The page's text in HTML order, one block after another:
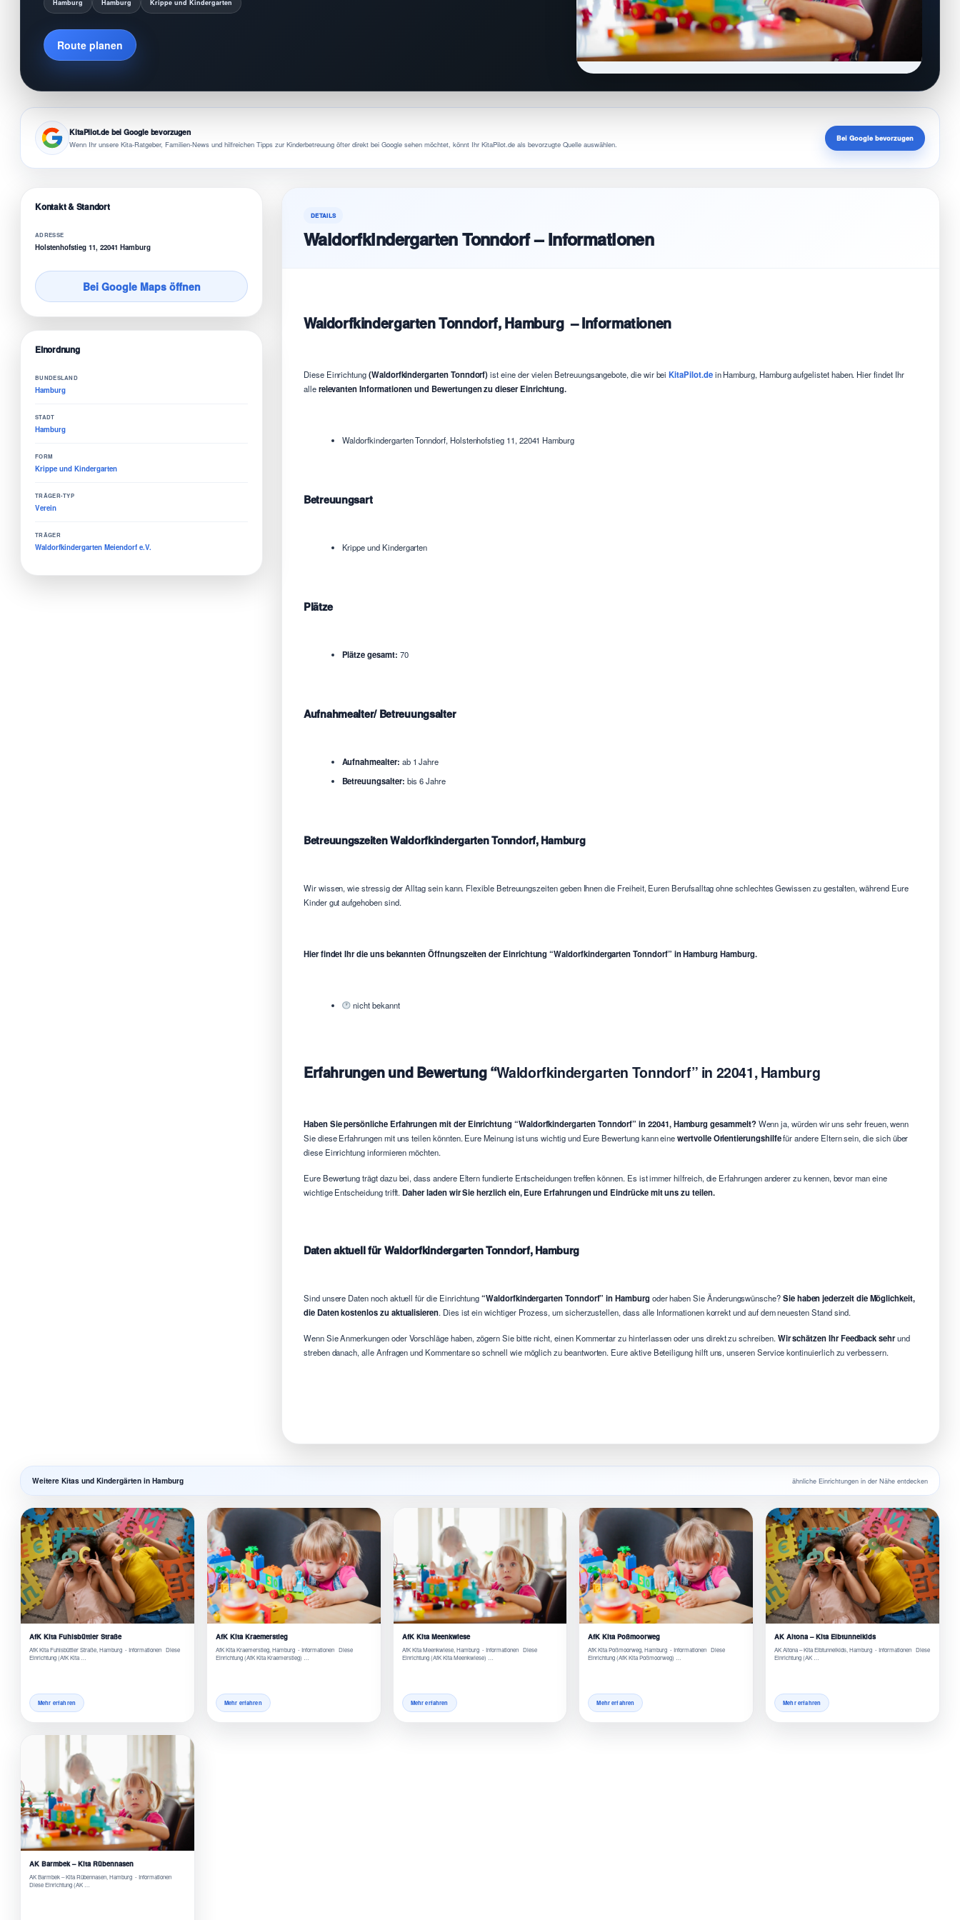
Hamburg Hamburg Krippe und Kindergarten
Route planen
KitaPilot.de bei Google bevorzugen
Wenn Ihr unsere Kita-Ratgeber, Familien-News und hilfreichen Tipps zur Kinderbetreuung öfter direkt bei Google sehen möchtet, könnt Ihr KitaPilot.de als bevorzugte Quelle auswählen.
Bei Google bevorzugen
Kontakt & Standort
ADRESSE
Holstenhofstieg 11, 22041 Hamburg
Bei Google Maps öffnen
Einordnung
BUNDESLAND
Hamburg
STADT
Hamburg
FORM
Krippe und Kindergarten
TRÄGER-TYP
Verein
TRÄGER
Waldorfkindergarten Meiendorf e.V.
DETAILS
Waldorfkindergarten Tonndorf – Informationen
Waldorfkindergarten Tonndorf, Hamburg – Informationen
Diese Einrichtung(Waldorfkindergarten Tonndorf)ist eine der vielen Betreuungsangebote, die wir beiKitaPilot.dein Hamburg, Hamburg aufgelistet haben. Hier findet Ihr
allerelevanten Informationen und Bewertungen zu dieser Einrichtung.
Waldorfkindergarten Tonndorf, Holstenhofstieg 11, 22041 Hamburg
Betreuungsart
Krippe und Kindergarten
Plätze
Plätze gesamt: 70
Aufnahmealter/ Betreuungsalter
Aufnahmealter: ab 1 Jahre
Betreuungsalter: bis 6 Jahre
Betreuungszeiten Waldorfkindergarten Tonndorf, Hamburg
Wir wissen, wie stressig der Alltag sein kann. Flexible Betreuungszeiten geben Ihnen die Freiheit, Euren Berufsalltag ohne schlechtes Gewissen zu gestalten, während Eure
Kinder gut aufgehoben sind.
Hier findet Ihr die uns bekannten Öffnungszeiten der Einrichtung “Waldorfkindergarten Tonndorf” in Hamburg Hamburg.
nicht bekannt
Erfahrungen und Bewertung “Waldorfkindergarten Tonndorf” in 22041, Hamburg
Haben Sie persönliche Erfahrungen mit der Einrichtung “Waldorfkindergarten Tonndorf” in 22041, Hamburg gesammelt?Wenn ja, würden wir uns sehr freuen, wenn
Sie diese Erfahrungen mit uns teilen könnten. Eure Meinung ist uns wichtig und Eure Bewertung kann einewertvolle Orientierungshilfefür andere Eltern sein, die sich über
diese Einrichtung informieren möchten.
Eure Bewertung trägt dazu bei, dass andere Eltern fundierte Entscheidungen treffen können. Es ist immer hilfreich, die Erfahrungen anderer zu kennen, bevor man eine
wichtige Entscheidung trifft.Daher laden wir Sie herzlich ein, Eure Erfahrungen und Eindrücke mit uns zu teilen.
Daten aktuell für Waldorfkindergarten Tonndorf, Hamburg
Sind unsere Daten noch aktuell für die Einrichtung“Waldorfkindergarten Tonndorf” in Hamburg oder haben Sie Änderungswünsche?Sie haben jederzeit die Möglichkeit,
die Daten kostenlos zu aktualisieren. Dies ist ein wichtiger Prozess, um sicherzustellen, dass alle Informationen korrekt und auf dem neuesten Stand sind.
Wenn Sie Anmerkungen oder Vorschläge haben, zögern Sie bitte nicht, einen Kommentar zu hinterlassen oder uns direkt zu schreiben. Wir schätzen Ihr Feedback sehrund
streben danach, alle Anfragen und Kommentare so schnell wie möglich zu beantworten. Eure aktive Beteiligung hilft uns, unseren Service kontinuierlich zu verbessern.
Weitere Kitas und Kindergärten in Hamburg ähnliche Einrichtungen in der Nähe entdecken
AfK Kita Fuhlsbüttler Straße
AfK Kita Fuhlsbüttler Straße, Hamburg - Informationen Diese
Einrichtung (AfK Kita …
Mehr erfahren
AfK Kita Kraemerstieg
AfK Kita Kraemerstieg, Hamburg - Informationen Diese
Einrichtung (AfK Kita Kraemerstieg) …
Mehr erfahren
AfK Kita Meenkwiese
AfK Kita Meenkwiese, Hamburg - Informationen Diese
Einrichtung (AfK Kita Meenkwiese) …
Mehr erfahren
AfK Kita Poßmoorweg
AfK Kita Poßmoorweg, Hamburg - Informationen Diese
Einrichtung (AfK Kita Poßmoorweg) …
Mehr erfahren
AK Altona – Kita Elbtunnelkids
AK Altona – Kita Elbtunnelkids, Hamburg - Informationen Diese
Einrichtung (AK …
Mehr erfahren
AK Barmbek – Kita Rübennasen
AK Barmbek – Kita Rübennasen, Hamburg - Informationen
Diese Einrichtung (AK …